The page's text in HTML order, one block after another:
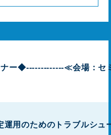
ー◆-------------≪会場：セ
運用のためのトラブルシュ